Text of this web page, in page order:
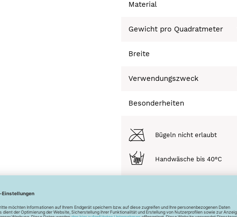
Material
Gewicht pro Quadratmeter
Breite
Verwendungszweck
Besonderheiten
Bügeln nicht erlaubt
Handwäsche bis 40°C